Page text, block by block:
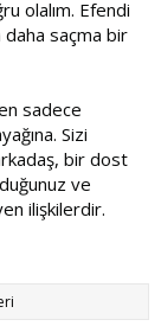
olalım. Efendi
daha saçma bir
sadece
Sizi
bir dost
ve
ilişkilerdir.